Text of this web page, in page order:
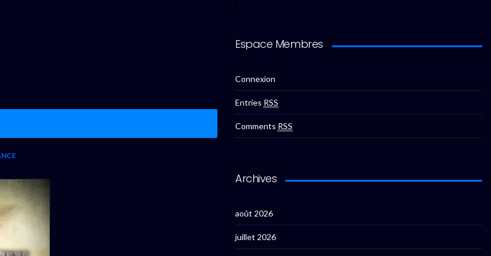
Espace Membres
Connexion
Entries RSS
Comments RSS
Archives
août 2026
juillet 2026